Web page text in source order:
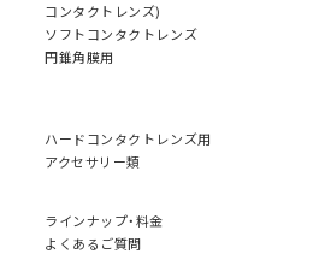
コンタクトレンズ)
ソフトコンタクトレンズ
円錐角膜用
ハードコンタクトレンズ用
アクセサリー類
ラインナップ・料金
よくあるご質問